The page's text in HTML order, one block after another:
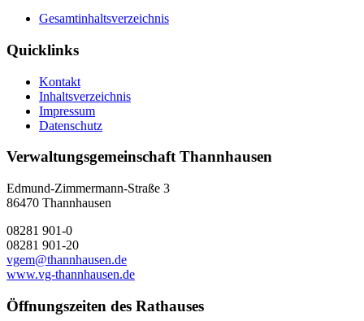
Gesamtinhaltsverzeichnis
Quicklinks
Kontakt
Inhaltsverzeichnis
Impressum
Datenschutz
Verwaltungsgemeinschaft Thannhausen
Edmund-Zimmermann-Straße 3
86470 Thannhausen
08281 901-0
08281 901-20
vgem@thannhausen.de
www.vg-thannhausen.de
Öffnungszeiten des Rathauses